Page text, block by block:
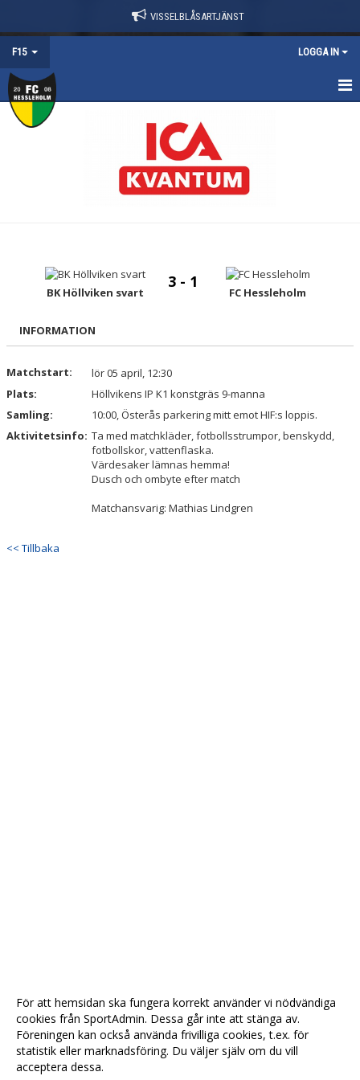
VISSELBLÅSARTJÄNST
F15 LOGGA IN
HEM
KONTAKT
DOKUMENT
BK Höllviken svart
3 - 1
FC Hessleholm
INFORMATION
Matchstart:
lör 05 april, 12:30
Plats:
Höllvikens IP K1 konstgräs 9-manna
Samling:
10:00, Österås parkering mitt emot HIF:s loppis.
Aktivitetsinfo: Ta med matchkläder, fotbollsstrumpor, benskydd,
fotbollskor, vattenflaska.
Värdesaker lämnas hemma!
Dusch och ombyte efter match
Matchansvarig: Mathias Lindgren
<< Tillbaka
För att hemsidan ska fungera korrekt använder vi nödvändiga
cookies från SportAdmin. Dessa går inte att stänga av.
Föreningen kan också använda frivilliga cookies, t.ex. för
statistik eller marknadsföring. Du väljer själv om du vill
acceptera dessa.